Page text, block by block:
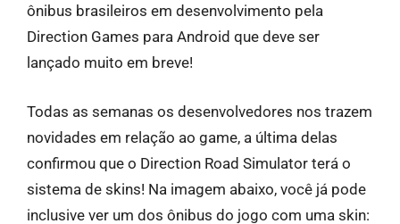
ônibus brasileiros em desenvolvimento pela
Direction Games para Android que deve ser
lançado muito em breve!
Todas as semanas os desenvolvedores nos trazem
novidades em relação ao game, a última delas
confirmou que o Direction Road Simulator terá o
sistema de skins! Na imagem abaixo, você já pode
inclusive ver um dos ônibus do jogo com uma skin: